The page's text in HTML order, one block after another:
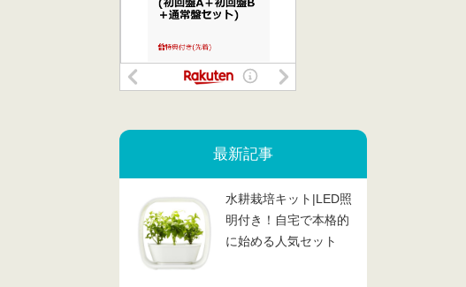
最新記事
水耕栽培キット|LED照
明付き！自宅で本格的
に始める人気セット